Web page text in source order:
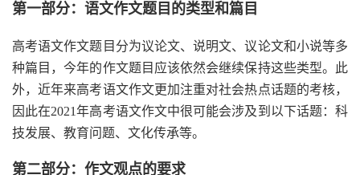
第一部分：语文作文题目的类型和篇目
高考语文作文题目分为议论文、说明文、议论文和小说等多
种篇目，今年的作文题目应该依然会继续保持这些类型。此
外，近年来高考语文作文更加注重对社会热点话题的考核，
因此在2021年高考语文作文中很可能会涉及到以下话题：科
技发展、教育问题、文化传承等。
第二部分：作文观点的要求